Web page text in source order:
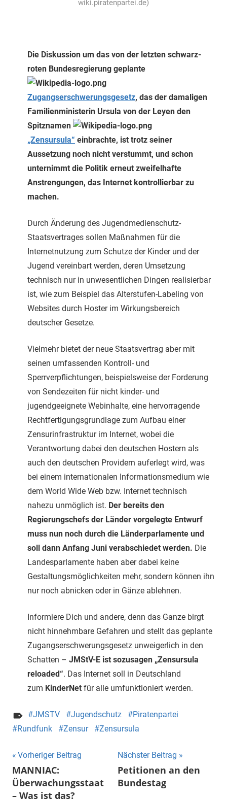
wiki.piratenpartei.de)
Die Diskussion um das von der letzten schwarz-
roten Bundesregierung geplante
Zugangserschwerungsgesetz, das der damaligen
Familienministerin Ursula von der Leyen den
Spitznamen
„Zensursula“ einbrachte, ist trotz seiner
Aussetzung noch nicht verstummt, und schon
unternimmt die Politik erneut zweifelhafte
Anstrengungen, das Internet kontrollierbar zu
machen.
Durch Änderung des Jugendmedienschutz-
Staatsvertrages sollen Maßnahmen für die
Internetnutzung zum Schutze der Kinder und der
Jugend vereinbart werden, deren Umsetzung
technisch nur in unwesentlichen Dingen realisierbar
ist, wie zum Beispiel das Alterstufen-Labeling von
Websites durch Hoster im Wirkungsbereich
deutscher Gesetze.
Vielmehr bietet der neue Staatsvertrag aber mit
seinen umfassenden Kontroll- und
Sperrverpflichtungen, beispielsweise der Forderung
von Sendezeiten für nicht kinder- und
jugendgeeignete Webinhalte, eine hervorragende
Rechtfertigungsgrundlage zum Aufbau einer
Zensurinfrastruktur im Internet, wobei die
Verantwortung dabei den deutschen Hostern als
auch den deutschen Providern auferlegt wird, was
bei einem internationalen Informationsmedium wie
dem World Wide Web bzw. Internet technisch
nahezu unmöglich ist. Der bereits den
Regierungschefs der Länder vorgelegte Entwurf
muss nun noch durch die Länderparlamente und
soll dann Anfang Juni verabschiedet werden. Die
Landesparlamente haben aber dabei keine
Gestaltungsmöglichkeiten mehr, sondern können ihn
nur noch abnicken oder in Gänze ablehnen.
Informiere Dich und andere, denn das Ganze birgt
nicht hinnehmbare Gefahren und stellt das geplante
Zugangserschwerungsgesetz unweigerlich in den
Schatten – JMStV-E ist sozusagen „Zensursula
reloaded“. Das Internet soll in Deutschland
zum KinderNet für alle umfunktioniert werden.
JMSTV Jugendschutz
Piratenpartei
Rundfunk
Zensur Zensursula
Beitragsnavigation
Vorheriger Beitrag
MANNIAC:
Überwachungsstaat
– Was ist das?
Nächster Beitrag
Petitionen an den
Bundestag